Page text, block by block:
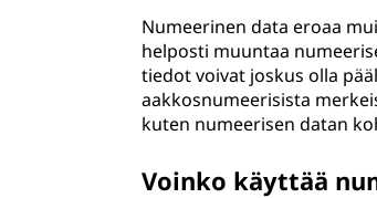
Numeerinen data eroaa
helposti muuntaa
tiedot voivat joskus olla
aakkosnumeerisista
kuten numeerisen datan
Voinko käyttää